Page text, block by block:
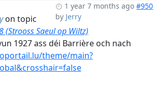
1 year 7 months ago #950
by Jerry
on topic
(Strooss Saeul op Wiltz)
1927 ass déi Barrière och nach
theme/main?